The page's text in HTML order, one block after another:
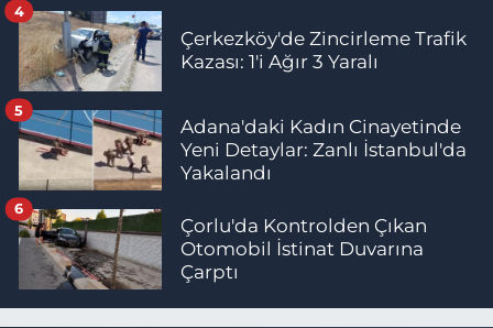
Çerkezköy'de Zincirleme Trafik
Kazası: 1'i Ağır 3 Yaralı
4
Adana'daki Kadın Cinayetinde
Yeni Detaylar: Zanlı İstanbul'da
Yakalandı
5
Çorlu'da Kontrolden Çıkan
Otomobil İstinat Duvarına
Çarptı
6